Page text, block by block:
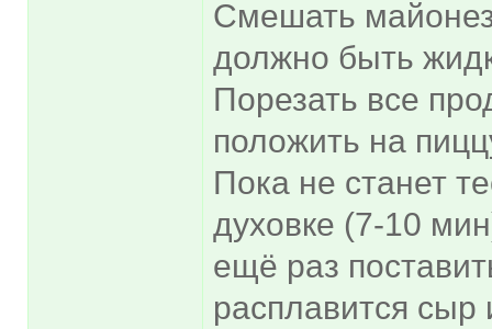
Смешать
должно быть
Порезать все
положить на
Пока не станет
духовке (7-10
ещё раз
расплавится сыр